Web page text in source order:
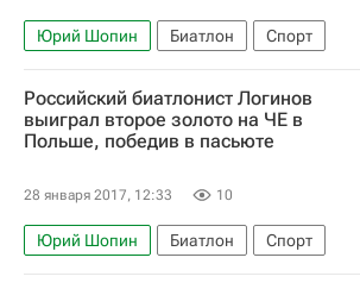
Максим Цветков
Алексей Волков
Евгений Гараничев
Юрий Шопин Биатлон
Спорт
Кубок IBU по биатлону
Анна Никулина
Российский биатлонист Логинов
выиграл второе золото на ЧЕ в
Польше, победив в пасьюте
28 января 2017, 12:33 10
Юрий Шопин Биатлон
Спорт